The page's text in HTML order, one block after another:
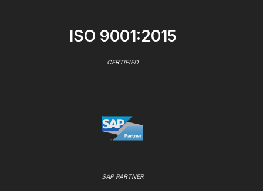
ISO 9001:2015
CERTIFIED
SAP PARTNER